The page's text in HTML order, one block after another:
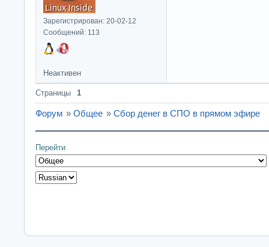
Зарегистрирован: 20-02-12
Сообщений: 113
Неактивен
Страницы 1
Форум » Общее » Сбор денег в СПО в прямом эфире
Перейти